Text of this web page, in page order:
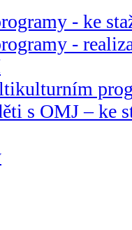
- ke
-
s OMJ – ke